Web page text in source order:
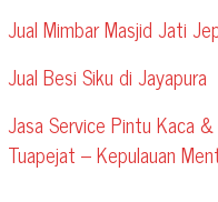
Jual Mimbar Masjid Jati
Jual Besi Siku di Jayapura
Jasa Service Pintu Kaca
Tuapejat – Kepulauan